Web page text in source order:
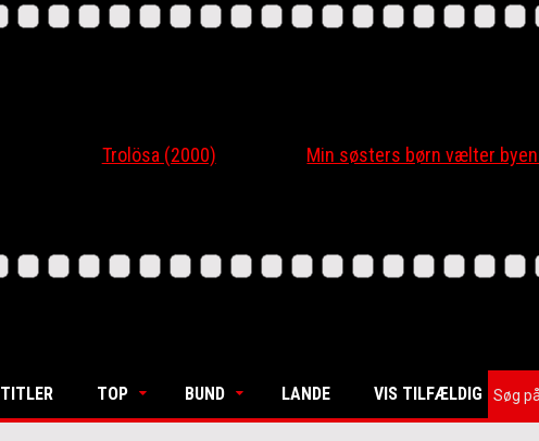
Trolösa (2000) Min søsters børn vælter byen
TITLER TOP BUND LANDE VIS TILFÆLDIG